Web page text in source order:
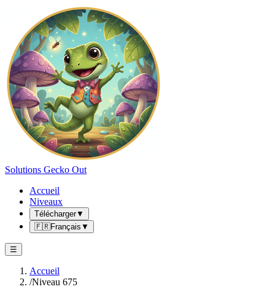
Solutions Gecko Out
Accueil
Niveaux
Télécharger▼
🇫🇷Français ▼
☰
Accueil
/Niveau 675